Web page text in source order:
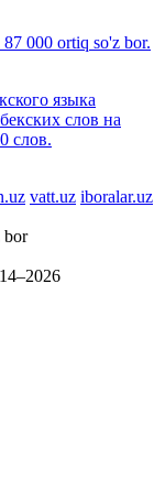
000 ortiq so'z bor.
языка
слов на
слов.
vatt.uz iboralar.uz
bor